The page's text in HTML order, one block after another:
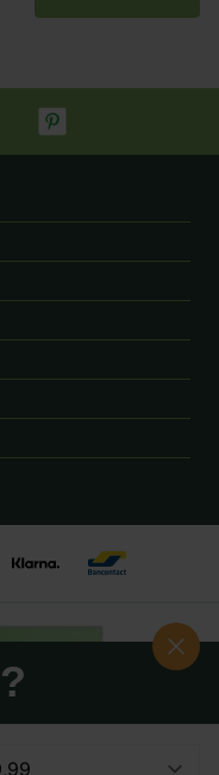
op Instagram
op Twitter
Tuincentrum.nl op